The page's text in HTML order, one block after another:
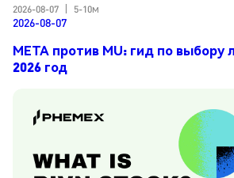
2026-08-07
5-10м
2026-08-07
META против MU: гид по выбору
2026 год